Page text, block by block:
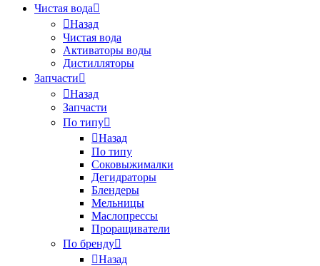
Чистая вода
Назад
Чистая вода
Активаторы воды
Дистилляторы
Запчасти
Назад
Запчасти
По типу
Назад
По типу
Соковыжималки
Дегидраторы
Блендеры
Мельницы
Маслопрессы
Проращиватели
По бренду
Назад